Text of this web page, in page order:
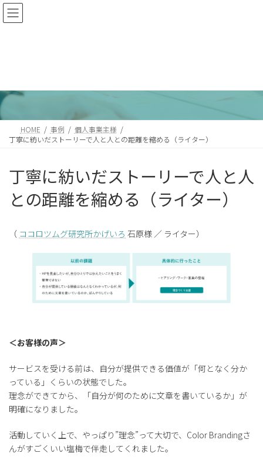
コ
ン
キ
ッ
ナ
ビ
に
移
HOME 事例
個人事業主様
丁寧に紡いだストーリーで人と人との距離を縮める（ライター）
丁寧に紡いだストーリーで人と人
との距離を縮める（ライター）
（ ココロツムグ研究所かげいろ 石原様 ／ ライター）
＜お客様の声＞
サービスを受ける前は、自分が提供できる価値が「何となく分か
っている」くらいの状態でした。
理念ができてから、「自分が何のために文章を書いているか」が
明確になりました。
活動していく上で、やっぱり”理念”って大切で、Color Brandingさ
んがすごくいい塩梅で伴走してくれました。